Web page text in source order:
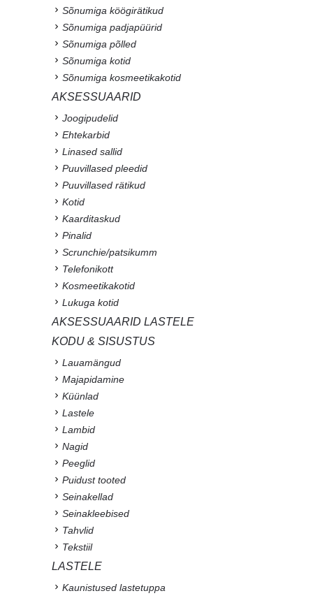
Sõnumiga köögirätikud
Sõnumiga padjapüürid
Sõnumiga põlled
Sõnumiga kotid
Sõnumiga kosmeetikakotid
AKSESSUAARID
Joogipudelid
Ehtekarbid
Linased sallid
Puuvillased pleedid
Puuvillased rätikud
Kotid
Kaarditaskud
Pinalid
Scrunchie/patsikumm
Telefonikott
Kosmeetikakotid
Lukuga kotid
AKSESSUAARID LASTELE
KODU & SISUSTUS
Lauamängud
Majapidamine
Küünlad
Lastele
Lambid
Nagid
Peeglid
Puidust tooted
Seinakellad
Seinakleebised
Tahvlid
Tekstiil
LASTELE
Kaunistused lastetuppa